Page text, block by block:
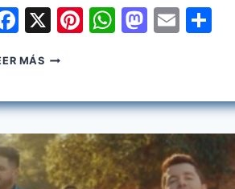
Facebook
X Pinterest
WhatsApp
Email
MÁSLA
BALLESTEROS
LA
PELINEGRA